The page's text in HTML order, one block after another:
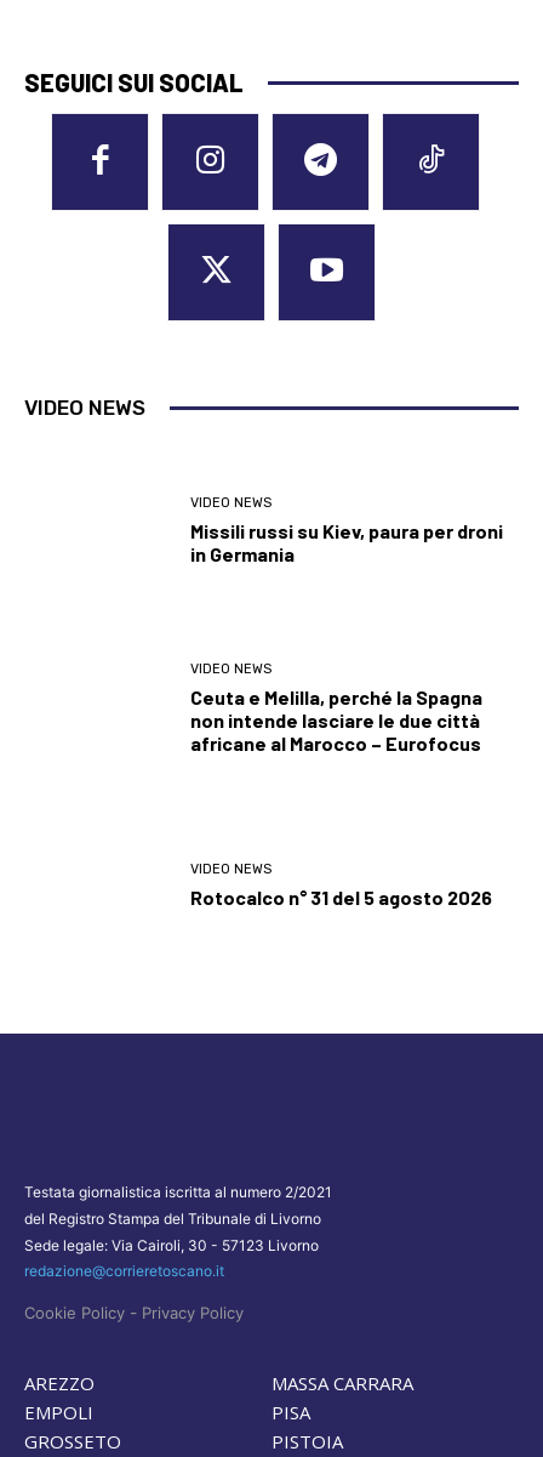
SEGUICI SUI SOCIAL
VIDEO NEWS
VIDEO NEWS
Missili russi su Kiev, paura per droni
in Germania
VIDEO NEWS
Ceuta e Melilla, perché la Spagna
non intende lasciare le due città
africane al Marocco – Eurofocus
VIDEO NEWS
Rotocalco n° 31 del 5 agosto 2026
Testata giornalistica iscritta al numero 2/2021
del Registro Stampa del Tribunale di Livorno
Sede legale: Via Cairoli, 30 - 57123 Livorno
redazione@corrieretoscano.it
Cookie Policy - Privacy Policy
AREZZO
EMPOLI
GROSSETO
MASSA CARRARA
PISA
PISTOIA